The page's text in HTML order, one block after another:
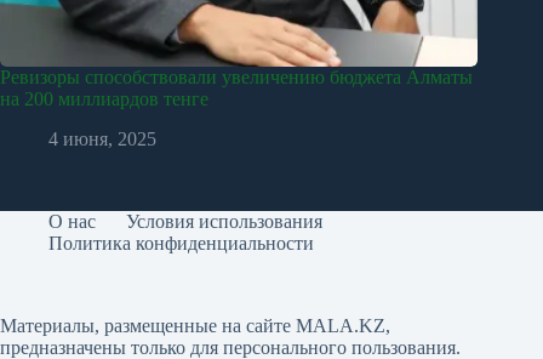
Ревизоры способствовали увеличению бюджета Алматы
на 200 миллиардов тенге
4 июня, 2025
О нас
Условия использования
Политика конфиденциальности
Материалы, размещенные на сайте MALA.KZ,
предназначены только для персонального пользования.